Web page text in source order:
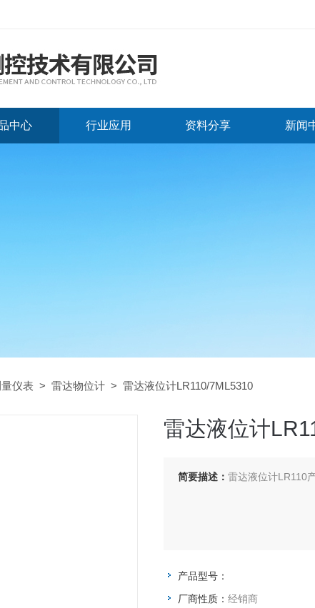
中心 行业应用 资料分享 新闻
仪表 > 雷达物位计 > 雷达液位计LR110/7ML5310
雷达液位计
简要描述： 雷达液位计LR110
产品型号：
厂商性质： 经销商